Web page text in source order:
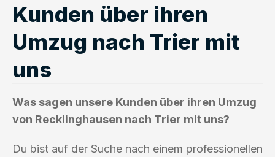
Kunden über ihren
Umzug nach Trier mit
uns
Was sagen unsere Kunden über ihren Umzug
von Recklinghausen nach Trier mit uns?
Du bist auf der Suche nach einem professionellen